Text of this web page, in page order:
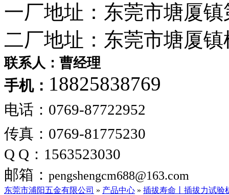
一厂地址：东莞市塘厦
二厂地址：东莞市塘厦
联系人：曹经理
手机： 18825838769
电话：0769-87722952
传真：0769-81775230
Q Q：1563523030
邮箱： pengshengcm688@163.com
东莞市浦阳五金有限公司 » 产品中心 » 插拔寿命丨插拔力试验